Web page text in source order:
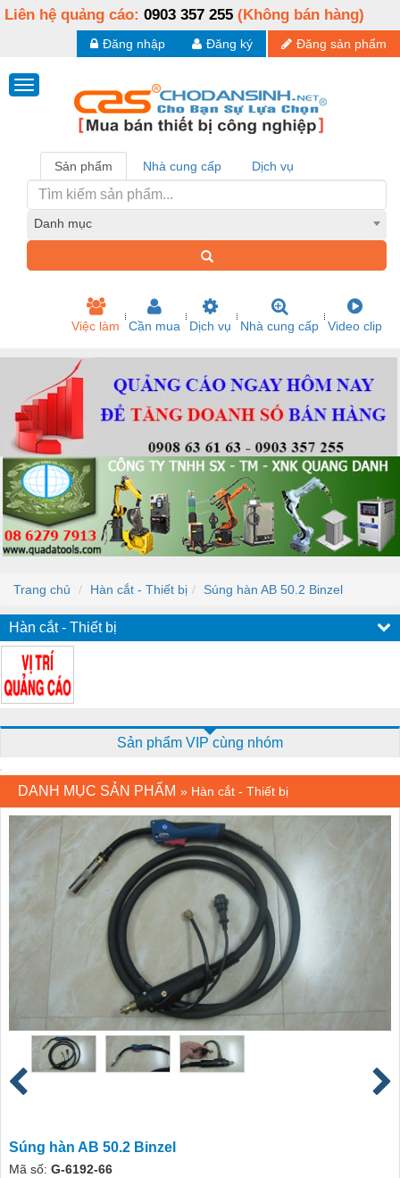
Liên hệ quảng cáo: 0903 357 255 (Không bán hàng)
Đăng sản phẩm
Đăng ký
Đăng nhập
Sản phẩm Nhà cung cấp Dịch vụ
Danh mục
Việc làm Cần mua Dịch vụ Nhà cung cấp Video clip
Trang chủ Hàn cắt - Thiết bị Súng hàn AB 50.2 Binzel
Hàn cắt - Thiết bị
Sản phẩm VIP cùng nhóm
DANH MỤC SẢN PHẨM » Hàn cắt - Thiết bị
Súng hàn AB 50.2 Binzel
Mã số: G-6192-66